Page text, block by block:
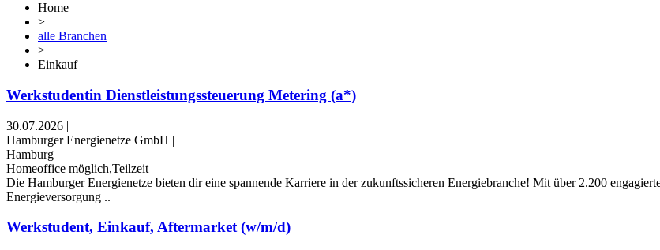
Home
>
alle Branchen
>
Einkauf
Werkstudentin Dienstleistungssteuerung Metering (a*)
30.07.2026 |
Hamburger Energienetze GmbH |
Hamburg |
Homeoffice möglich,Teilzeit
Die Hamburger Energienetze bieten dir eine spannende Karriere in der zukunftssicheren Energiebranche! Mit über 2.200
Energieversorgung ..
Werkstudent, Einkauf, Aftermarket (w/m/d)